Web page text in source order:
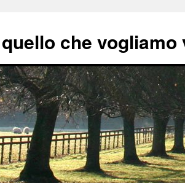
che vogliamo